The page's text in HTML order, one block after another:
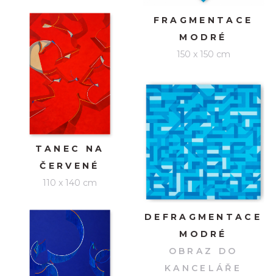
TANEC NA
ČERVENÉ
110 x 140 cm
FRAGMENTACE
MODRÉ
150 x 150 cm
DEFRAGMENTACE
MODRÉ
OBRAZ DO
KANCELÁŘE